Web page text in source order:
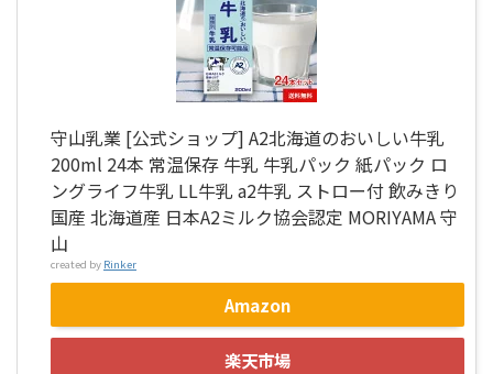
守山乳業 [公式ショップ] A2北海道のおいしい牛乳
200ml 24本 常温保存 牛乳 牛乳パック 紙パック ロ
ングライフ牛乳 LL牛乳 a2牛乳 ストロー付 飲みきり
国産 北海道産 日本A2ミルク協会認定 MORIYAMA 守
山
created by Rinker
Amazon
楽天市場